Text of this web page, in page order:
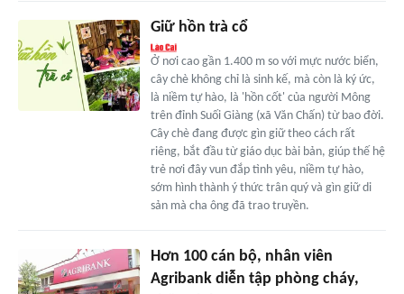
Giữ hồn trà cổ
Ở nơi cao gần 1.400 m so với mực nước biển,
cây chè không chỉ là sinh kế, mà còn là ký ức,
là niềm tự hào, là 'hồn cốt' của người Mông
trên đỉnh Suối Giàng (xã Văn Chấn) từ bao đời.
Cây chè đang được gìn giữ theo cách rất
riêng, bắt đầu từ giáo dục bài bản, giúp thế hệ
trẻ nơi đây vun đắp tình yêu, niềm tự hào,
sớm hình thành ý thức trân quý và gìn giữ di
sản mà cha ông đã trao truyền.
Hơn 100 cán bộ, nhân viên
Agribank diễn tập phòng cháy,